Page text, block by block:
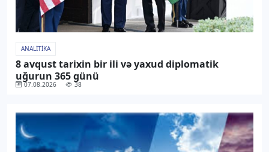
ANALITIKA
8 avqust tarixin bir ili və yaxud diplomatik
uğurun 365 günü
07.08.2026 38